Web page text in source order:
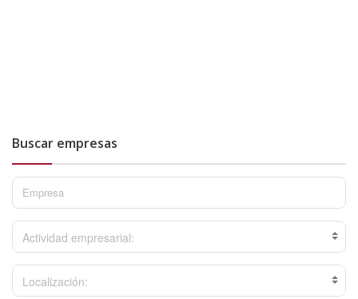
Buscar empresas
Actividad empresarial:
Localización: